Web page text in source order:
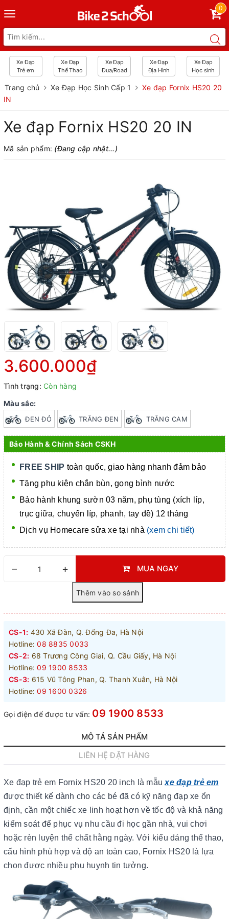
Toggle
navigation
0
Xe Đạp
Trẻ em
Xe Đạp
Thể Thao
Xe Đạp
Đua/Road
Xe Đạp
Địa Hình
Xe Đạp
Học sinh
Trang chủ Xe Đạp Học Sinh Cấp 1
Xe đạp Fornix HS20 20
IN
Xe đạp Fornix HS20 20 IN
Mã sản phẩm: (Đang cập nhật...)
3.600.000₫
Tình trạng: Còn hàng
Màu sắc:
ĐEN ĐỎ TRẮNG ĐEN TRẮNG CAM
Bảo Hành & Chính Sách CSKH
FREE SHIP toàn quốc, giao hàng nhanh đảm bảo
Tặng phụ kiện chắn bùn, gọng bình nước
Bảo hành khung sườn 03 năm, phụ tùng (xích líp,
trục giữa, chuyển líp, phanh, tay đề) 12 tháng
Dịch vụ Homecare sửa xe tại nhà (xem chi tiết)
– + MUA NGAY
CS-1: 430 Xã Đàn, Q. Đống Đa, Hà Nội
Hotline: 08 8835 0033
CS-2: 68 Trương Công Giai, Q. Cầu Giấy, Hà Nội
Hotline: 09 1900 8533
CS-3: 615 Vũ Tông Phan, Q. Thanh Xuân, Hà Nội
Hotline: 09 1600 0326
Gọi điện để được tư vấn: 09 1900 8533
MÔ TẢ SẢN PHẨM
LIÊN HỆ ĐẶT HÀNG
Xe đạp trẻ em Fornix HS20 20 inch là mẫuxe đạp trẻ em
được thiết kế dành cho các bé đã có kỹ năng đạp xe ổn
định, cần một chiếc xe linh hoạt hơn về tốc độ và khả năng
kiểm soát để phục vụ nhu cầu đi học gần nhà, vui chơi
hoặc rèn luyện thể chất hằng ngày. Với kiểu dáng thể thao,
cấu hình phù hợp và độ an toàn cao, Fornix HS20 là lựa
chọn được nhiều phụ huynh tin tưởng.